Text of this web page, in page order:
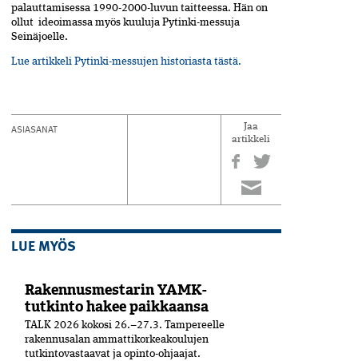
palauttamisessa 1990-2000-luvun taitteessa. Hän on
ollut ideoimassa myös kuuluja Pytinki-messuja
Seinäjoelle.
Lue artikkeli Pytinki-messujen historiasta tästä.
ASIASANAT
Jaa
artikkeli
LUE MYÖS
Rakennusmestarin YAMK-
tutkinto hakee paikkaansa
TALK 2026 kokosi 26.–27.3. Tampereelle
rakennusalan ammattikorkeakoulujen
tutkintovastaavat ja opinto-ohjaajat.